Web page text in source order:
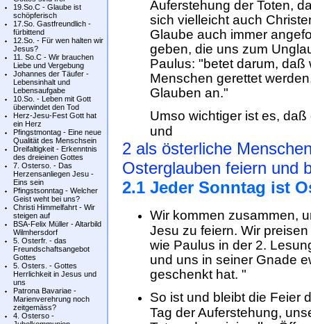
19.So.C - Glaube ist
schöpferisch
17.So. Gastfreundlich -
fürbittend
12.So. - Für wen halten wir
Jesus?
11. So.C - Wir brauchen
Liebe und Vergebung
Johannes der Täufer -
Lebensinhalt und
Lebensaufgabe
10.So. - Leben mit Gott
überwindet den Tod
Herz-Jesu-Fest Gott hat
ein Herz
Pfingstmontag - Eine neue
Qualität des Menschsein
Dreifaltigkeit - Erkenntnis
des dreieinen Gottes
7. Osterso. - Das
Herzensanliegen Jesu -
Eins sein
Pfingstsonntag - Welcher
Geist weht bei uns?
Christi Himmelfahrt - Wir
steigen auf
BSA-Felix Müller - Altarbild
Wilmhersdorf
5. Osterfr. - das
Freundschaftsangebot
Gottes
5. Osters. - Gottes
Herrlichkeit in Jesus und
uns
Patrona Bavariae -
Marienverehrung noch
zeitgemäss?
4. Osterso -
Auferstehung der Toten,
sich vielleicht auch
Glaube auch immer
geben, die uns zum
Paulus: "betet darum,
Menschen gerettet
Glauben an."
Umso wichtiger ist es,
und
2 als österliche
Osterglauben feiern und
2.1 Jeder Sonntag ist
Wir kommen zusammen,
Jesu zu feiern. Wir
wie Paulus in der 2.
und uns in seiner Gnade
geschenkt hat. "
So ist und bleibt die Feier
Tag der Auferstehung,